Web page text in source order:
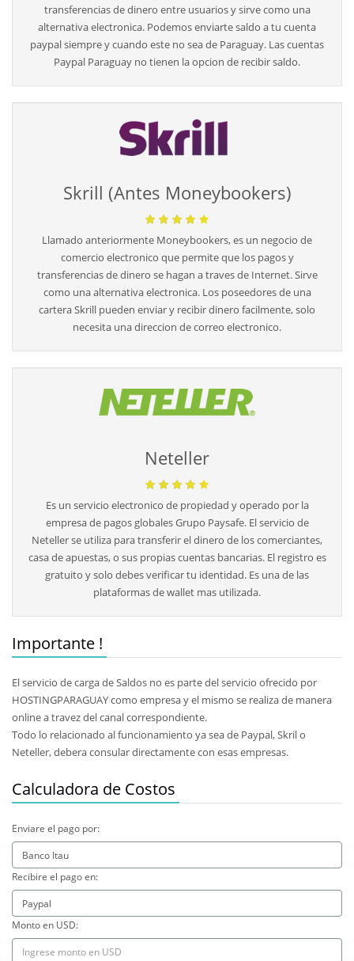
transferencias de dinero entre usuarios y sirve como una
alternativa electronica. Podemos enviarte saldo a tu cuenta
paypal siempre y cuando este no sea de Paraguay. Las cuentas
Paypal Paraguay no tienen la opcion de recibir saldo.
Skrill (Antes Moneybookers)
Llamado anteriormente Moneybookers, es un negocio de
comercio electronico que permite que los pagos y
transferencias de dinero se hagan a traves de Internet. Sirve
como una alternativa electronica. Los poseedores de una
cartera Skrill pueden enviar y recibir dinero facilmente, solo
necesita una direccion de correo electronico.
Neteller
Es un servicio electronico de propiedad y operado por la
empresa de pagos globales Grupo Paysafe. El servicio de
Neteller se utiliza para transferir el dinero de los comerciantes,
casa de apuestas, o sus propias cuentas bancarias. El registro es
gratuito y solo debes verificar tu identidad. Es una de las
plataformas de wallet mas utilizada.
Importante !
El servicio de carga de Saldos no es parte del servicio ofrecido por
HOSTINGPARAGUAY como empresa y el mismo se realiza de manera
online a travez del canal correspondiente.
Todo lo relacionado al funcionamiento ya sea de Paypal, Skril o
Neteller, debera consular directamente con esas empresas.
Calculadora de Costos
Enviare el pago por:
Recibire el pago en:
Monto en USD: